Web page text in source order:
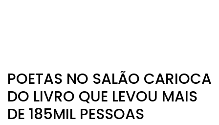
POETAS NO SALÃO CARIOCA
DO LIVRO QUE LEVOU MAIS
DE 185MIL PESSOAS